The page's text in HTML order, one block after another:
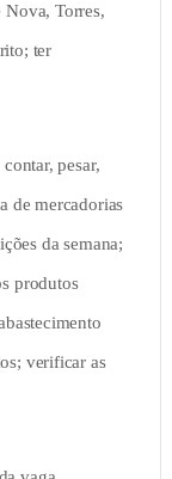
Torres,
ter
pesar,
de mercadorias
da semana;
produtos
verificar as